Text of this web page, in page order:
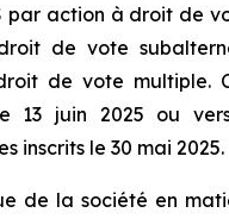
par action à droit de
de vote
de vote multiple.
13 juin 2025 ou
inscrits le 30 mai 2025.
de la société en